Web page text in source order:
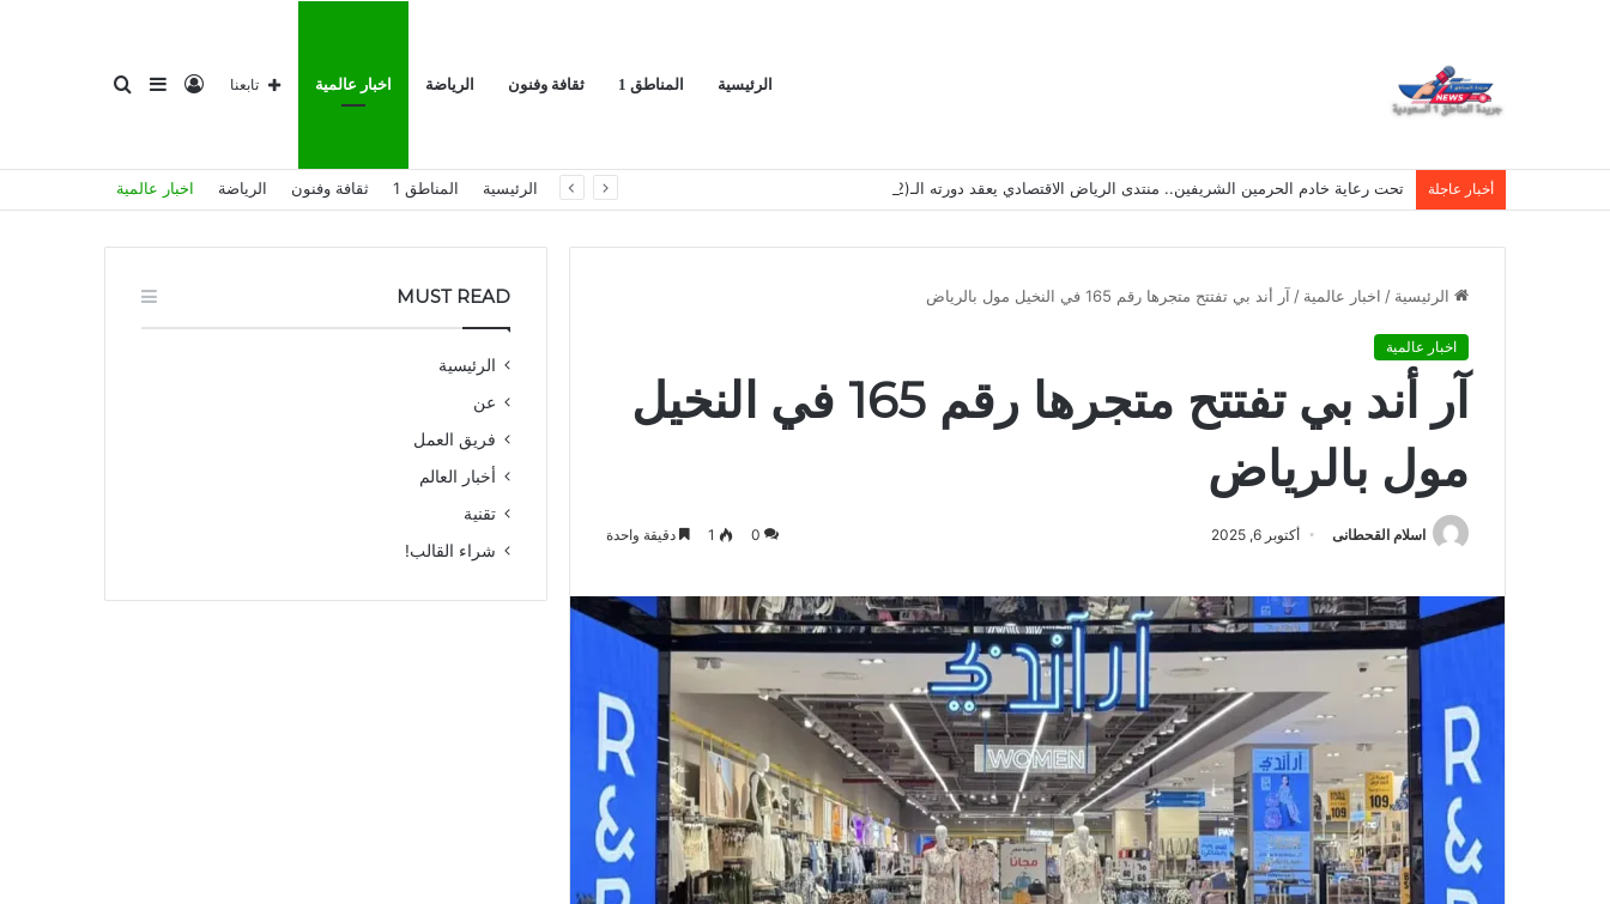
الرئيسية المناطق 1 ثقافة وفنون الرياضة اخبار عالمية
عن
إضافة
عمود
تسجيل
الدخول
تابعنا
أخبار عاجلة تحت رعاية خادم الحرمين الشريفين.. منتدى الرياض الاقتصادي يعقد دورته الـ(12) أكتوبر القادم الرئيسية المناطق 1 ثقافة وفنون الرياضة اخبار عالمية
الرئيسية / اخبار عالمية / آر أند بي تفتتح متجرها رقم 165 في النخيل مول بالرياض
اخبار عالمية
آر أند بي تفتتح متجرها رقم 165 في النخيل
مول بالرياض
اسلام القحطانى أكتوبر 6, 2025 0
1 دقيقة واحدة
MUST READ
الرئيسية
عن
فريق العمل
أخبار العالم
تقنية
شراء القالب!